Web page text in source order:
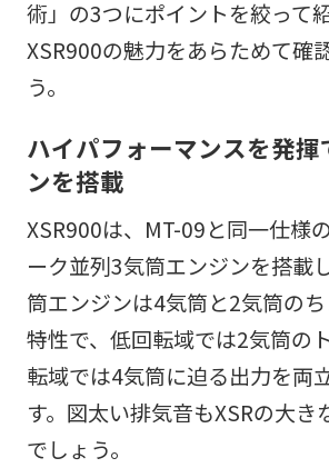
術」の3つにポイントを絞って
XSR900の魅力をあらためて確
う。
ハイパフォーマンスを発
ンを搭載
XSR900は、MT-09と同一仕様
ーク並列3気筒エンジンを搭載
筒エンジンは4気筒と2気筒の
特性で、低回転域では2気筒の
転域では4気筒に迫る出力を両
す。図太い排気音もXSRの大き
でしょう。